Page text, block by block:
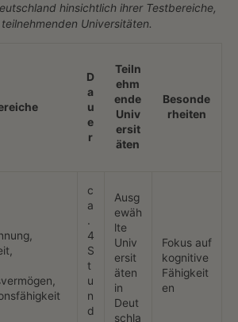
hinsichtlich ihrer Testbereiche,
Universitäten.
D
a
u
e
r
Teiln
ehm
ende
Univ
ersit
äten
Besonde
rheiten
c
a
.
4
S
t
u
n
d
Ausg
ewäh
lte
Univ
ersit
äten
in
Deut
schla
Fokus auf
kognitive
Fähigkeit
en